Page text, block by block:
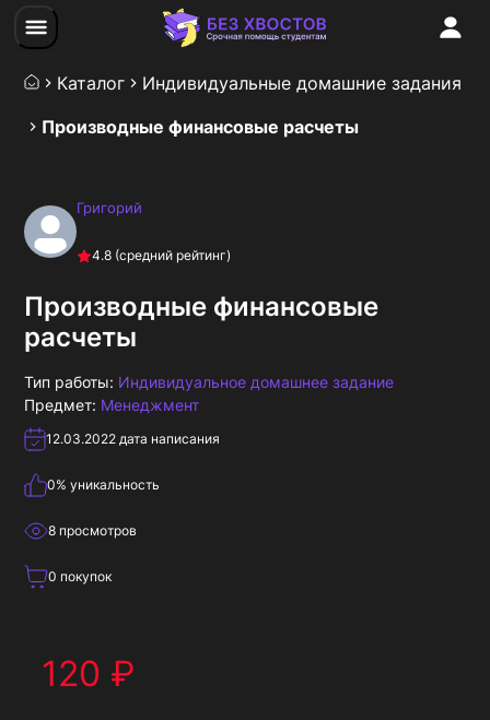
Каталог
Индивидуальные домашние задания
Производные финансовые расчеты
Григорий
4.8 (средний рейтинг)
Производные финансовые
расчеты
Тип работы: Индивидуальное домашнее задание
Предмет: Менеджмент
12.03.2022 дата написания
0% уникальность
8 просмотров
0 покупок
120 ₽